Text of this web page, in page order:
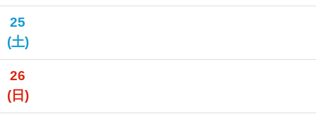
25
(土)
26
(日)